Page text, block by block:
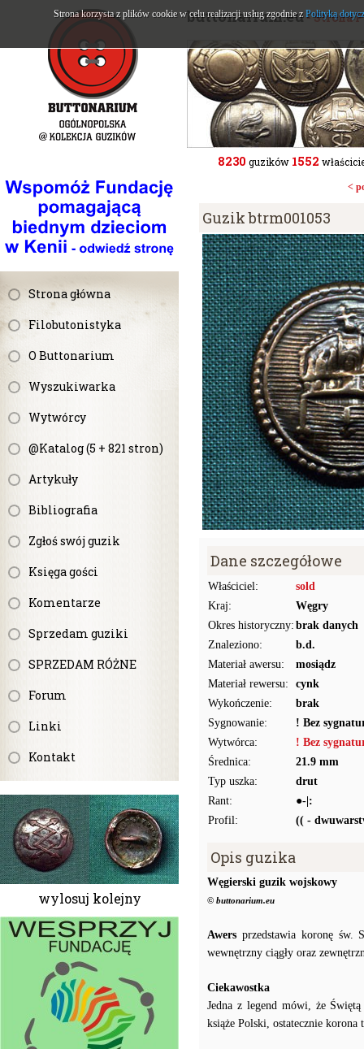
Strona główna
Filobutonistyka
O Buttonarium
Wyszukiwarka
Wytwórcy
@Katalog (5 + 821 stron)
Artykuły
Bibliografia
Zgłoś swój guzik
Księga gości
Komentarze
Sprzedam guziki
SPRZEDAM RÓŻNE
Forum
Linki
Kontakt
wylosuj kolejny
buttonarium.eu- Strona
8230 guzików 1552
<
Guzik btrm001053
Dane szczegółowe
Właściciel:
sold
Kraj:
Węgry
Okres historyczny: brak danych
Znaleziono:
b.d.
Materiał awersu:
mosiądz
Materiał rewersu:
cynk
Wykończenie:
brak
Sygnowanie:
! Bez
Wytwórca:
! Bez
Średnica:
21.9 mm
Typ uszka:
drut
Rant:
●-|:
Profil:
(( -
Opis guzika
Węgierski guzik wojskowy
© buttonarium.eu
Awers przedstawia koronę św.
wewnętrzny ciągły oraz
Ciekawostka
Jedna z legend mówi, że
książe Polski, ostatecznie korona
Strona korzysta z plików cookie w celu realizacji usług zgodnie z Polityką